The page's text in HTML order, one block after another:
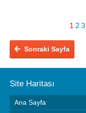
1 2 3
Sonraki Sayfa
Site Haritası
Ana Sayfa